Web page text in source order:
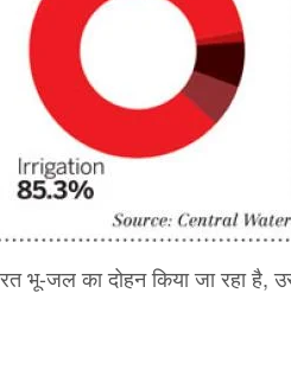
भू-जल का दोहन किया जा रहा है,